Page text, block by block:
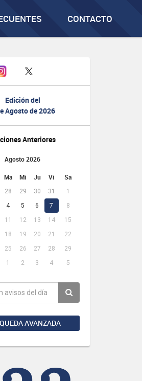
CONTACTO
Edición del
Agosto de 2026
Anteriores
Agosto 2026
Ma Mi Ju Vi Sa
28 29 30 31
1
4 5 6 7
8
11 12 13 14
15
18 19 20 21
22
25 26 27 28
29
1 2 3 4 5
AVANZADA